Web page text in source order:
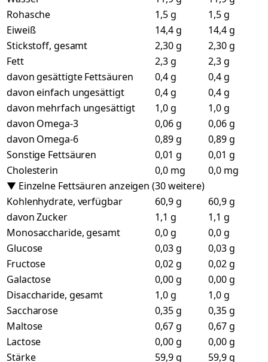
Rohasche
1,5 g
1,5 g
Eiweiß
14,4 g
14,4 g
Stickstoff, gesamt
2,30 g
2,30 g
Fett
2,3 g
2,3 g
davon gesättigte Fettsäuren
0,4 g
0,4 g
davon einfach ungesättigt
0,4 g
0,4 g
davon mehrfach ungesättigt
1,0 g
1,0 g
davon Omega-3
0,06 g
0,06 g
davon Omega-6
0,89 g
0,89 g
Sonstige Fettsäuren
0,01 g
0,01 g
Cholesterin
0,0 mg
0,0 mg
▼ Einzelne Fettsäuren anzeigen (30 weitere)
Kohlenhydrate, verfügbar
60,9 g
60,9 g
davon Zucker
1,1 g
1,1 g
Monosaccharide, gesamt
0,0 g
0,0 g
Glucose
0,03 g
0,03 g
Fructose
0,02 g
0,02 g
Galactose
0,00 g
0,00 g
Disaccharide, gesamt
1,0 g
1,0 g
Saccharose
0,35 g
0,35 g
Maltose
0,67 g
0,67 g
Lactose
0,00 g
0,00 g
Stärke
59,9 g
59,9 g